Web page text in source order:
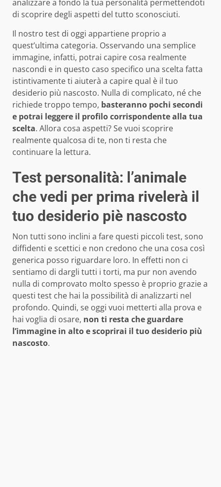
analizzare a fondo la tua personalità permettendoti
di scoprire degli aspetti del tutto sconosciuti.
Il nostro test di oggi appartiene proprio a
quest’ultima categoria. Osservando una semplice
immagine, infatti, potrai capire cosa realmente
nascondi e in questo caso specifico una scelta fatta
istintivamente ti aiuterà a capire qual è il tuo
desiderio più nascosto. Nulla di complicato, né che
richiede troppo tempo, basteranno pochi secondi
e potrai leggere il profilo corrispondente alla tua
scelta. Allora cosa aspetti? Se vuoi scoprire
realmente qualcosa di te, non ti resta che
continuare la lettura.
Test personalità: l’animale
che vedi per prima rivelerà il
tuo desiderio piè nascosto
Non tutti sono inclini a fare questi piccoli test, sono
diffidenti e scettici e non credono che una cosa così
generica posso riguardare loro. In effetti non ci
sentiamo di dargli tutti i torti, ma pur non avendo
nulla di comprovato molto spesso è proprio grazie a
questi test che hai la possibilità di analizzarti nel
profondo. Quindi, se oggi vuoi metterti alla prova e
hai voglia di osare, non ti resta che guardare
l’immagine in alto e scoprirai il tuo desiderio più
nascosto.